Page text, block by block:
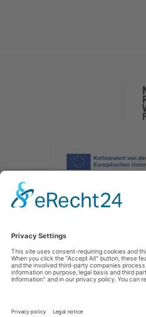
Afdruk |Privacybeleid|